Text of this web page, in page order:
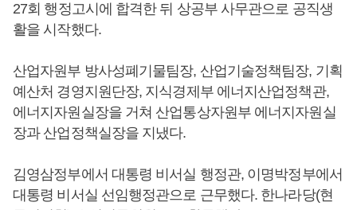
27회 행정고시에 합격한 뒤 상공부 사무관으로 공직생
활을 시작했다.
산업자원부 방사성폐기물팀장, 산업기술정책팀장, 기획
예산처 경영지원단장, 지식경제부 에너지산업정책관,
에너지자원실장을 거쳐 산업통상자원부 에너지자원실
장과 산업정책실장을 지냈다.
김영삼정부에서 대통령 비서실 행정관, 이명박정부에서
대통령 비서실 선임행정관으로 근무했다. 한나라당(현